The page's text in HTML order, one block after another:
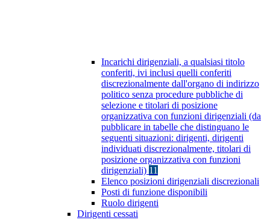
Incarichi dirigenziali, a qualsiasi titolo
conferiti, ivi inclusi quelli conferiti
discrezionalmente dall'organo di indirizzo
politico senza procedure pubbliche di
selezione e titolari di posizione
organizzativa con funzioni dirigenziali (da
pubblicare in tabelle che distinguano le
seguenti situazioni: dirigenti, dirigenti
individuati discrezionalmente, titolari di
posizione organizzativa con funzioni
dirigenziali) 11
Elenco posizioni dirigenziali discrezionali
Posti di funzione disponibili
Ruolo dirigenti
Dirigenti cessati